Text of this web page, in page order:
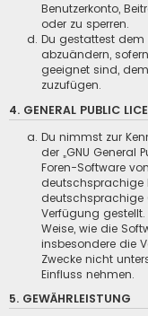
Benutzerkonto,
oder zu sperren.
Du gestattest dem
abzuändern,
geeignet sind,
zuzufügen.
4. GENERAL PUBLIC
Du nimmst zur
der „GNU General
Foren-Software
deutschsprachige
deutschsprachige
Verfügung
Weise, wie die
insbesondere die
Zwecke nicht
Einfluss nehmen.
5. GEWÄHRLEISTUNG